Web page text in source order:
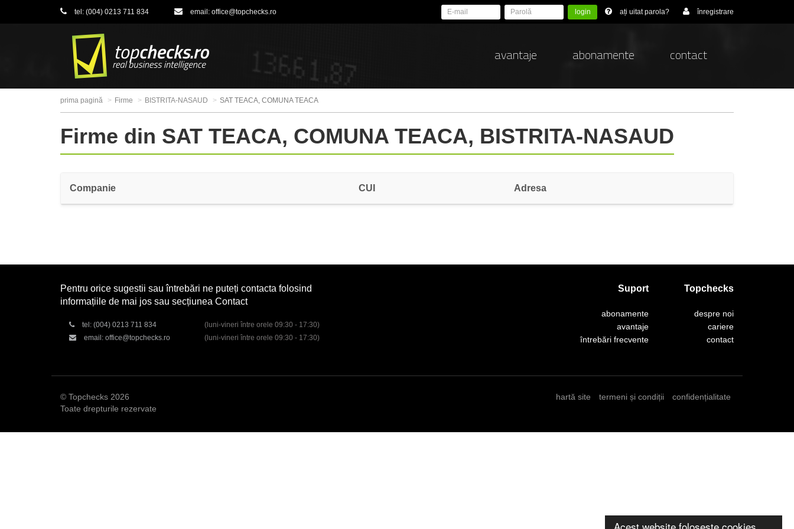
tel: (004) 0213 711 834 email: office@topchecks.ro login ați uitat parola? înregistrare
avantaje abonamente contact
prima pagină Firme BISTRITA-NASAUD SAT TEACA, COMUNA TEACA
Firme din SAT TEACA, COMUNA TEACA, BISTRITA-NASAUD
Companie CUI Adresa
Pentru orice sugestii sau întrebări ne puteți contacta folosind
informațiile de mai jos sau secțiunea Contact
tel: (004) 0213 711 834
(luni-vineri între orele 09:30 - 17:30)
email: office@topchecks.ro (luni-vineri între orele 09:30 - 17:30)
Topchecks
despre noi
cariere
contact
Suport
abonamente
avantaje
întrebări frecvente
© Topchecks 2026
Toate drepturile rezervate
hartă site termeni și condiții confidențialitate